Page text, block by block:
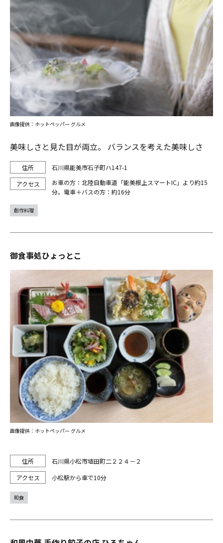
美味しさと見た目が両立。 バランスを考えた美味しさ
石川県能美市石子町ハ147-1
お車の方：北陸自動車道「能美根上スマートIC」より約15
分。電車＋バスの方：約16分
画像提供：ホットペッパー グルメ
創作料理
御食事処ひょっとこ
石川県小松市埴田町二２２４－２
小松駅から車で10分
画像提供：ホットペッパー グルメ
和食